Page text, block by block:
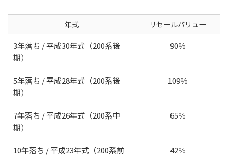
年式
リセールバリュー
3年落ち / 平成30年式（200系後
期）
90％
5年落ち / 平成28年式（200系後
期）
109％
7年落ち / 平成26年式（200系中
期）
65％
10年落ち / 平成23年式（200系前
42％